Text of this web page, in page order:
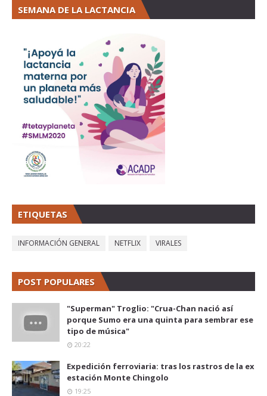
SEMANA DE LA LACTANCIA
ETIQUETAS
INFORMACIÓN GENERAL NETFLIX VIRALES
POST POPULARES
"Superman" Troglio: "Crua-Chan nació así
porque Sumo era una quinta para sembrar ese
tipo de música"
20:22
Expedición ferroviaria: tras los rastros de la ex
estación Monte Chingolo
19:25